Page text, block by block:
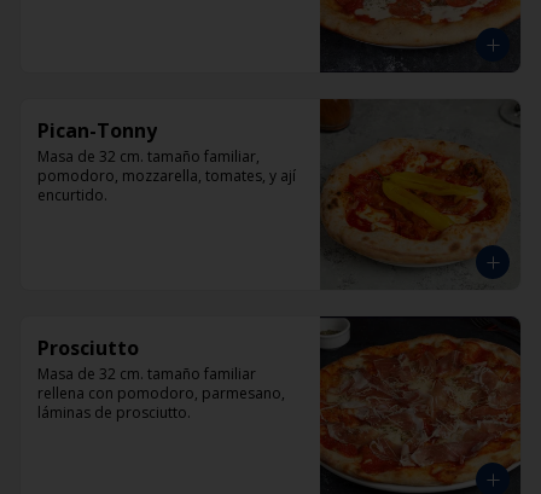
Pican-Tonny
Masa de 32 cm. tamaño familiar,
pomodoro, mozzarella, tomates, y ají
encurtido.
Prosciutto
Masa de 32 cm. tamaño familiar
rellena con pomodoro, parmesano,
láminas de prosciutto.